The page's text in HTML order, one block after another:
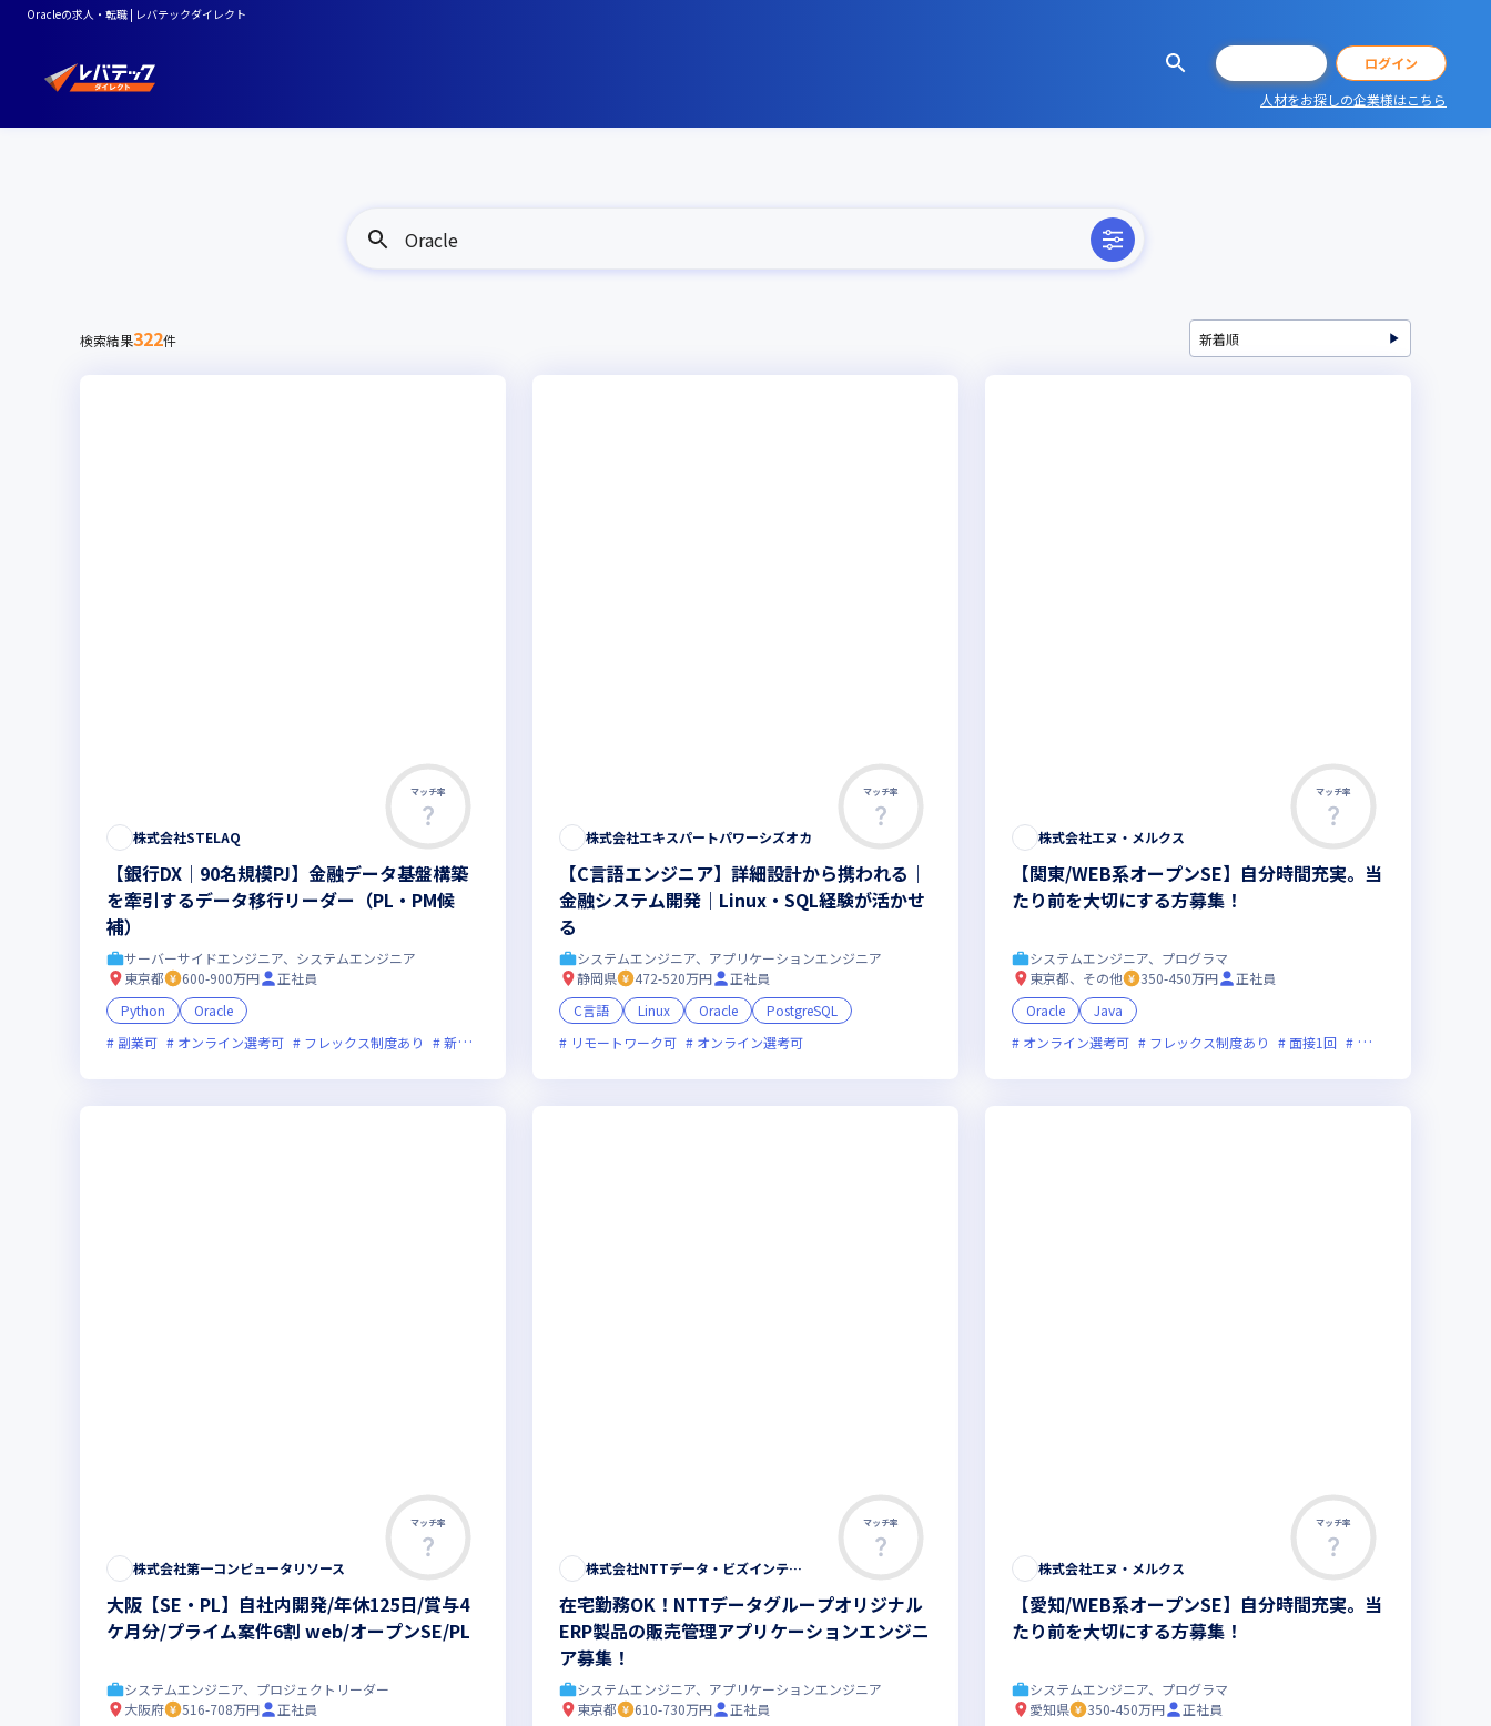
Oracleの求人・転職 | レバテックダイレクト
ログイン
人材をお探しの企業様はこちら
Oracle
検索結果322件
マッチ率
株式会社STELAQ
【銀行DX｜90名規模PJ】金融データ基盤構築
を牽引するデータ移行リーダー（PL・PM候
補）
サーバーサイドエンジニア、システムエンジニア
東京都
600-900万円
正社員
Python
Oracle
副業可
オンライン選考可 フレックス制度あり 新規立ち上げ ベンチャー企業 女性エンジニアが活躍中
マッチ率
株式会社エキスパートパワーシズオカ
【C言語エンジニア】詳細設計から携われる｜
金融システム開発｜Linux・SQL経験が活かせ
る
システムエンジニア、アプリケーションエンジニア
静岡県
472-520万円
正社員
C言語
Linux Oracle
PostgreSQL
リモートワーク可
オンライン選考可
マッチ率
株式会社エヌ・メルクス
【関東/WEB系オープンSE】自分時間充実。当
たり前を大切にする方募集！
システムエンジニア、プログラマ
東京都、その他
350-450万円
正社員
Oracle
Java
オンライン選考可
フレックス制度あり 面接1回 残業月20時間未満
マッチ率
株式会社第一コンピュータリソース
大阪【SE・PL】自社内開発/年休125日/賞与4
ケ月分/プライム案件6割 web/オープンSE/PL
システムエンジニア、プロジェクトリーダー
大阪府
516-708万円
正社員
マッチ率
株式会社NTTデータ・ビズインテグラル
在宅勤務OK！NTTデータグループオリジナル
ERP製品の販売管理アプリケーションエンジニ
ア募集！
システムエンジニア、アプリケーションエンジニア
東京都
610-730万円
正社員
マッチ率
株式会社エヌ・メルクス
【愛知/WEB系オープンSE】自分時間充実。当
たり前を大切にする方募集！
システムエンジニア、プログラマ
愛知県
350-450万円
正社員